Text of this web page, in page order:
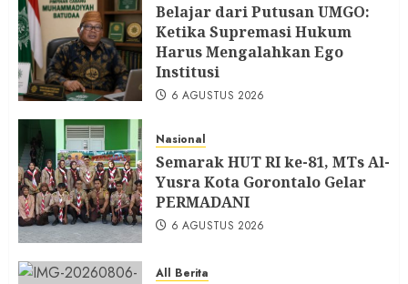
Belajar dari Putusan UMGO:
Ketika Supremasi Hukum
Harus Mengalahkan Ego
Institusi
6 AGUSTUS 2026
Nasional
Semarak HUT RI ke-81, MTs Al-
Yusra Kota Gorontalo Gelar
PERMADANI
6 AGUSTUS 2026
All Berita